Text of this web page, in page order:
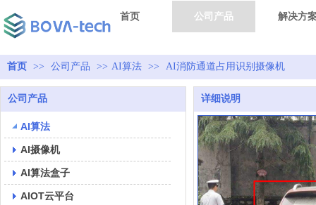
首页 公司产品 解决方
首页 >> 公司产品 >> AI算法 >> AI消防通道占用识别摄像机
公司产品
AI算法
AI摄像机
AI算法盒子
AIOT云平台
详细说明